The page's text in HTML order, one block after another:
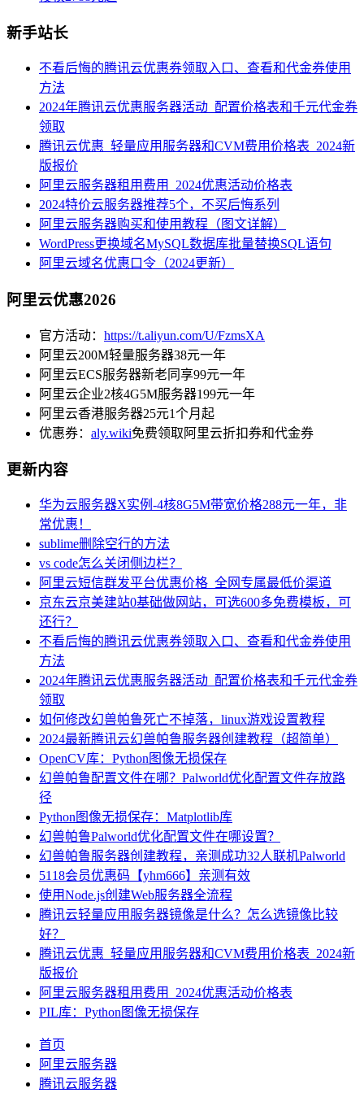
新手站长
不看后悔的腾讯云优惠券领取入口、查看和代金券使用
方法
2024年腾讯云优惠服务器活动_配置价格表和千元代金券
领取
腾讯云优惠_轻量应用服务器和CVM费用价格表_2024新
版报价
阿里云服务器租用费用_2024优惠活动价格表
2024特价云服务器推荐5个，不买后悔系列
阿里云服务器购买和使用教程（图文详解）
WordPress更换域名MySQL数据库批量替换SQL语句
阿里云域名优惠口令（2024更新）
阿里云优惠2026
官方活动： https://t.aliyun.com/U/FzmsXA
阿里云200M轻量服务器38元一年
阿里云ECS服务器新老同享99元一年
阿里云企业2核4G5M服务器199元一年
阿里云香港服务器25元1个月起
优惠券： aly.wiki免费领取阿里云折扣券和代金券
更新内容
华为云服务器X实例-4核8G5M带宽价格288元一年，非
常优惠！
sublime删除空行的方法
vs code怎么关闭侧边栏？
阿里云短信群发平台优惠价格_全网专属最低价渠道
京东云京美建站0基础做网站，可选600多免费模板，可
还行？
不看后悔的腾讯云优惠券领取入口、查看和代金券使用
方法
2024年腾讯云优惠服务器活动_配置价格表和千元代金券
领取
如何修改幻兽帕鲁死亡不掉落，linux游戏设置教程
2024最新腾讯云幻兽帕鲁服务器创建教程（超简单）
OpenCV库：Python图像无损保存
幻兽帕鲁配置文件在哪？Palworld优化配置文件存放路
径
Python图像无损保存：Matplotlib库
幻兽帕鲁Palworld优化配置文件在哪设置？
幻兽帕鲁服务器创建教程，亲测成功32人联机Palworld
5118会员优惠码【yhm666】亲测有效
使用Node.js创建Web服务器全流程
腾讯云轻量应用服务器镜像是什么？怎么选镜像比较
好？
腾讯云优惠_轻量应用服务器和CVM费用价格表_2024新
版报价
阿里云服务器租用费用_2024优惠活动价格表
PIL库：Python图像无损保存
首页
阿里云服务器
腾讯云服务器